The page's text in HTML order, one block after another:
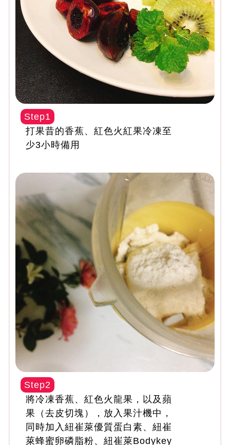
Step1
打果昔的香蕉、紅色火紅果冷凍至
少3小時備用
Step2
將冷凍香蕉、紅色火龍果，以及蘋
果（去皮切塊），放入果汁機中，
同時加入紐崔萊優質蛋白素、紐崔
萊蜂蜜卵磷脂粉、紐崔萊Bodykey